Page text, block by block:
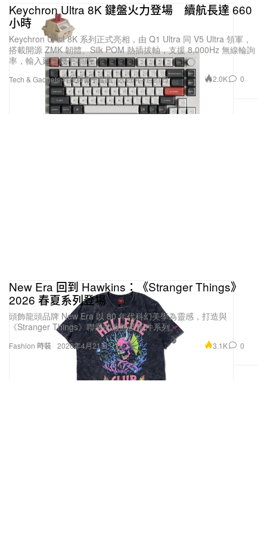
Tech & Gadgets 科技與電子產品
Keychron Ultra 8K 鍵盤火力登場 續航長達 660
小時
Keychron Ultra 8K 系列正式亮相，由 Q1 Ultra 同 V5 Ultra 領軍，
搭載開源 ZMK 韌體、Silk POM 熱插拔軸，支援 8,000Hz 無線輪詢
率，輸入延遲幾乎零感。
2026年4月21日 2.0K 0
Fashion 時裝
New Era 回到 Hawkins：《Stranger Things》
2026 春夏系列登場
頭飾龍頭品牌 New Era 以 80 年代科幻美學為靈感，打造與
《Stranger Things》聯乘的服飾及配件系列。
2026年4月21日 3.1K 0